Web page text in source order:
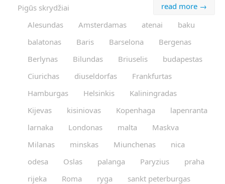
read more →
Pigūs skrydžiai
Alesundas
Amsterdamas atenai
baku
balatonas
Baris Barselona
Bergenas
Berlynas
Bilundas Briuselis
budapestas
Ciurichas
diuseldorfas
Frankfurtas
Hamburgas
Helsinkis
Kaliningradas
Kijevas
kisiniovas Kopenhaga
lapenranta
larnaka
Londonas malta
Maskva
Milanas
minskas Miunchenas
nica
odesa
Oslas palanga Paryzius
praha
rijeka
Roma ryga
sankt peterburgas